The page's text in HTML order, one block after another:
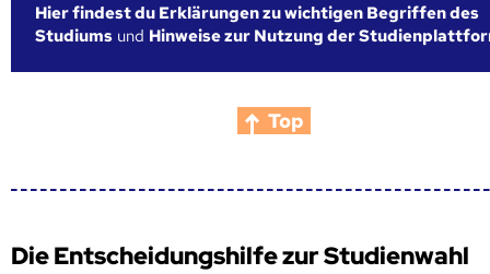
Hier findest du Erklärungen zu wichtigen Begriffen des
Studiums und Hinweise zur Nutzung der
Top
Die Entscheidungshilfe zur Studienwahl